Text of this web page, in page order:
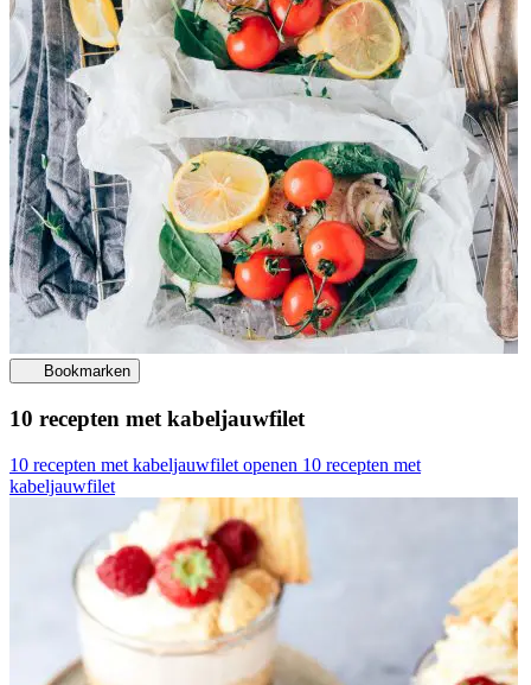
Bookmarken
10 recepten met kabeljauwfilet
10 recepten met kabeljauwfilet openen 10 recepten met
kabeljauwfilet